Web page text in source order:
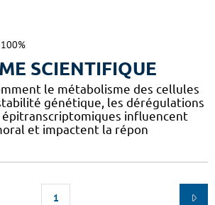
100%
SCIENTIFIQUE
le métabolisme des cellules
génétique, les dérégulations
influencent
et impactent la répon
1